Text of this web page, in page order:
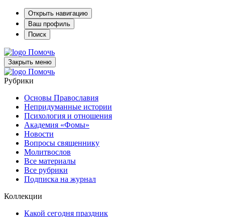
Открыть навигацию
Ваш профиль
Поиск
Помочь
Закрыть меню
Помочь
Рубрики
Основы Православия
Непридуманные истории
Психология и отношения
Академия «Фомы»
Новости
Вопросы священнику
Молитвослов
Все материалы
Все рубрики
Подписка на журнал
Коллекции
Какой сегодня праздник